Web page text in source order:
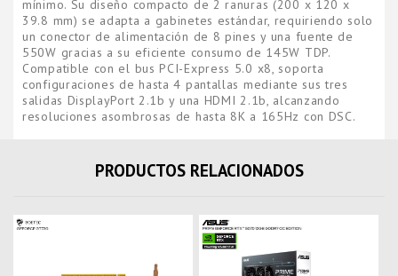
mínimo. Su diseño compacto de 2 ranuras (200 x 120 x
39.8 mm) se adapta a gabinetes estándar, requiriendo solo
un conector de alimentación de 8 pines y una fuente de
550W gracias a su eficiente consumo de 145W TDP.
Compatible con el bus PCI-Express 5.0 x8, soporta
configuraciones de hasta 4 pantallas mediante sus tres
salidas DisplayPort 2.1b y una HDMI 2.1b, alcanzando
resoluciones asombrosas de hasta 8K a 165Hz con DSC.
PRODUCTOS RELACIONADOS